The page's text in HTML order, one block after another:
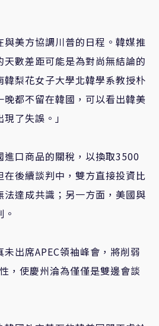
美方協調川普的日程。韓媒推
數差距可能是為對尚無結論的
梨花女子大學北韓學系教授朴
晚都不留在韓國，可以看出韓美
了失誤。」
進口商品的關稅，以換取3500
後續談判中，雙方直接投資比
達成共識；另一方面，美國與
出席APEC領袖峰會，將削弱
，使慶州淪為僅僅是雙邊會談